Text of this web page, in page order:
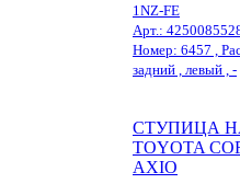
1NZ-FE
Арт.:
Номер: 6457 ,
задний , левый , -
СТУПИЦА
TOYOTA
AXIO